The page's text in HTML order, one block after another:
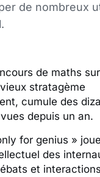
de nombreux
de maths sur
stratagème
cumule des
depuis un an.
for genius »
des
et interactions